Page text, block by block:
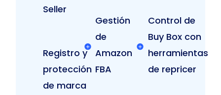
Seller
Registro y
protección
de marca
Gestión
de
Amazon
FBA
Control de
Buy Box con
herramientas
de repricer